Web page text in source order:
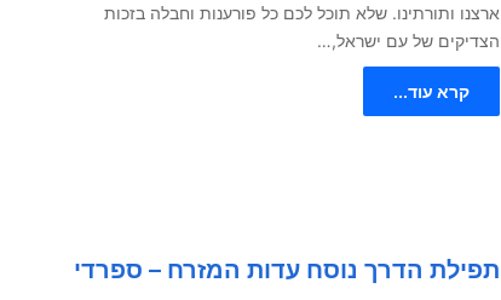
ארצנו ותורתינו. שלא תוכל לכם כל פורענות וחבלה בזכות
הצדיקים של עם ישראל,…
קרא עוד...
תפילת הדרך נוסח עדות המזרח – ספרדי